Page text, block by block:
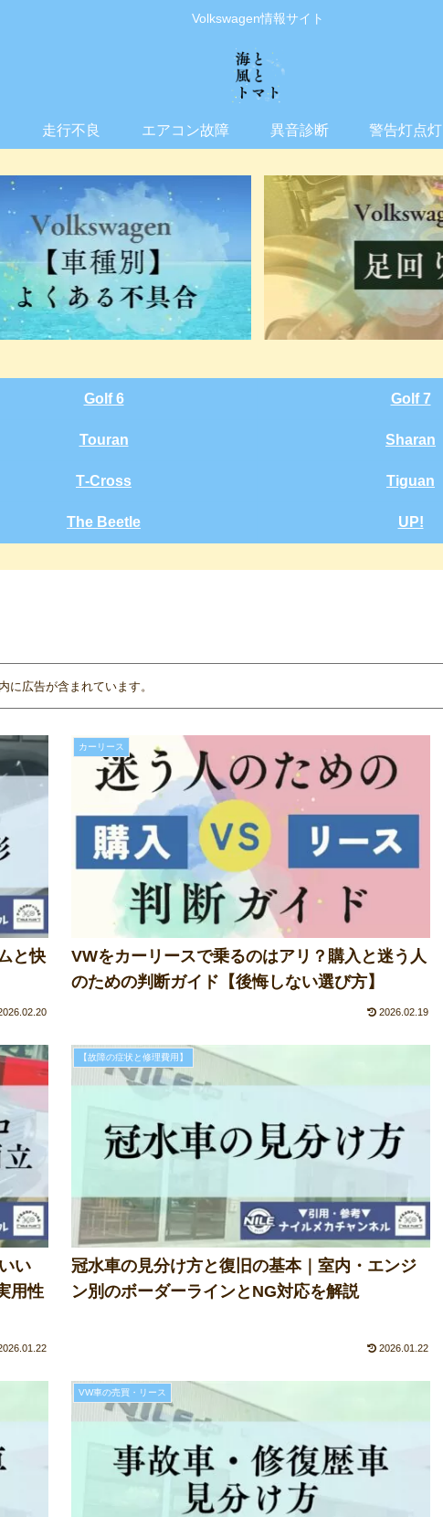
Volkswagen情報サイト
走行不良 エアコン故障 異音診断 警告灯点灯
Golf 6 Golf 7
Touran Sharan
T‑Cross Tiguan
The Beetle UP!
に広告が含まれています。
と快
カーリース
VWをカーリースで乗るのはアリ？購入と迷う人
のための判断ガイド【後悔しない選び方】
2026.02.19
い
用性
【故障の症状と修理費用】
冠水車の見分け方と復旧の基本｜室内・エンジ
ン別のボーダーラインとNG対応を解説
2026.01.22
VW車の売買・リース